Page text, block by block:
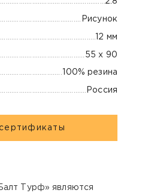
Рисунок
12 мм
55 x 90
100% резина
Россия
Турф» являются